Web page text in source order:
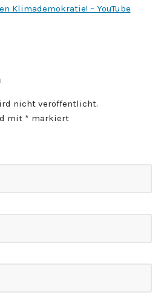
Klimademokratie! – YouTube
nicht veröffentlicht.
mit * markiert